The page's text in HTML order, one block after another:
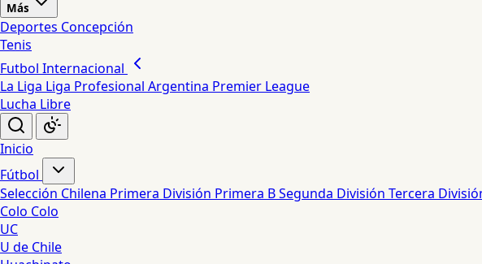
Más
Deportes Concepción
Tenis
Futbol Internacional
La Liga Liga Profesional Argentina Premier League
Lucha Libre
Inicio
Fútbol
Selección Chilena Primera División Primera BSegunda División Tercera
Colo Colo
UC
U de Chile